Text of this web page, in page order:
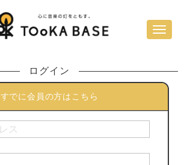
ログイン
すでに会員の方はこちら